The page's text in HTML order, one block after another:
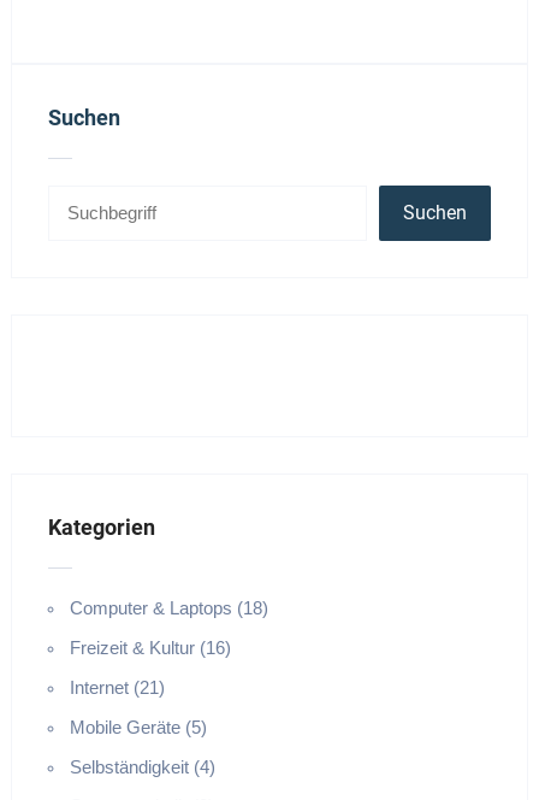
Suchen
Suchen
Kategorien
Computer & Laptops (18)
Freizeit & Kultur (16)
Internet (21)
Mobile Geräte (5)
Selbständigkeit (4)